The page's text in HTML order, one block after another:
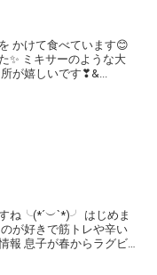
かけて食べています😊
な大
が嬉しいです❣&...
はじめま
が好きで筋トレや辛い
グビ